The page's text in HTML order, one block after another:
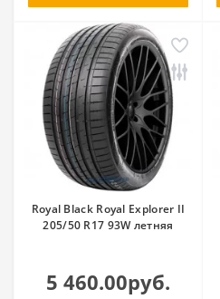
Royal Black Royal Explorer II
205/50 R17 93W летняя
5 460.00руб.